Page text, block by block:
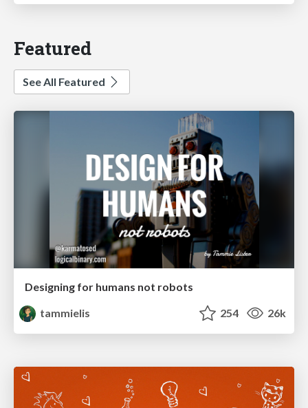
Featured
See All Featured
Designing for humans not robots
tammielis
254 26k